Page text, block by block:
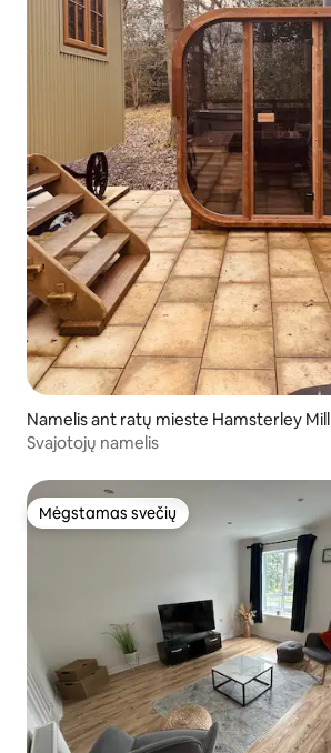
Namelis ant ratų mieste Hamsterley Mill
Svajotojų namelis
Mėgstamas svečių
Mėgstamas svečių